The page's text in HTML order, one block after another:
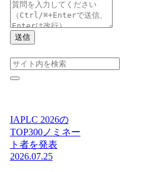
送信
IAPLC 2026の
TOP300ノミネー
ト者を発表
2026.07.25